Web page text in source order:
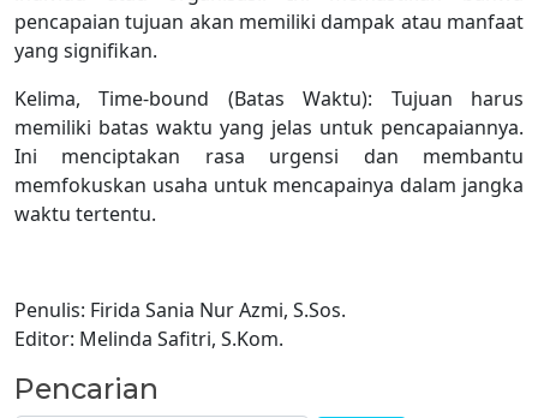
pencapaian tujuan akan memiliki dampak atau manfaat
yang signifikan.
Kelima, Time-bound (Batas Waktu): Tujuan harus
memiliki batas waktu yang jelas untuk pencapaiannya.
Ini menciptakan rasa urgensi dan membantu
memfokuskan usaha untuk mencapainya dalam jangka
waktu tertentu.
Penulis: Firida Sania Nur Azmi, S.Sos.
Editor: Melinda Safitri, S.Kom.
Pencarian